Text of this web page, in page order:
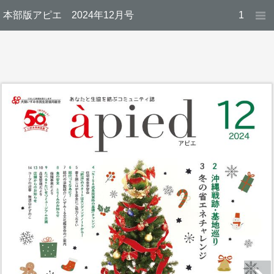
本部版アピエ 2024年12月号 1